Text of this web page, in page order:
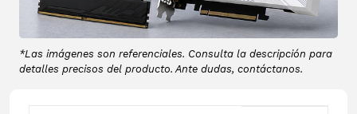
*Las imágenes son referenciales. Consulta la descripción para
detalles precisos del producto. Ante dudas, contáctanos.